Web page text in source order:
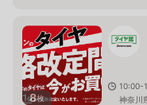
8枚
10:00-
神奈川